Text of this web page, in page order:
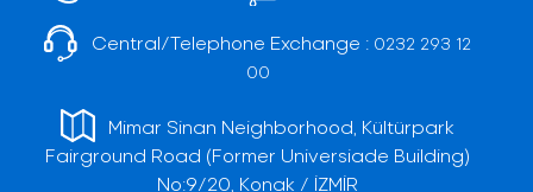
Central/Telephone Exchange : 0232 293 12
00
Mimar Sinan Neighborhood, Kültürpark
Fairground Road (Former Universiade Building)
No:9/20, Konak / İZMİR